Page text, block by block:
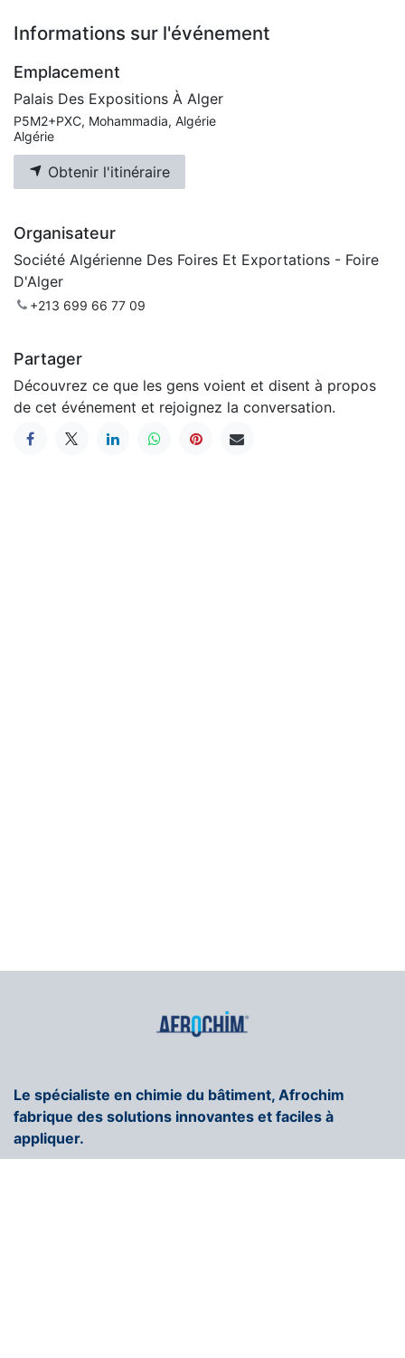
Informations sur l'événement
Emplacement
Palais Des Expositions À Alger
P5M2+PXC, Mohammadia, Algérie
Algérie
Obtenir l'itinéraire
Organisateur
Société Algérienne Des Foires Et Exportations - Foire
D'Alger
+213 699 66 77 09
Partager
Découvrez ce que les gens voient et disent à propos
de cet événement et rejoignez la conversation.
Le spécialiste en chimie du bâtiment, Afrochim
fabrique des solutions innovantes et faciles à
appliquer.